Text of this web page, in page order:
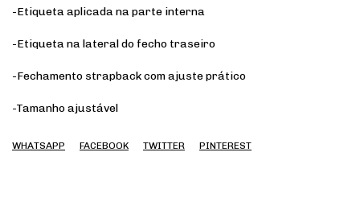
-Etiqueta aplicada na parte interna
-Etiqueta na lateral do fecho traseiro
-Fechamento strapback com ajuste prático
-Tamanho ajustável
WHATSAPP FACEBOOK TWITTER PINTEREST